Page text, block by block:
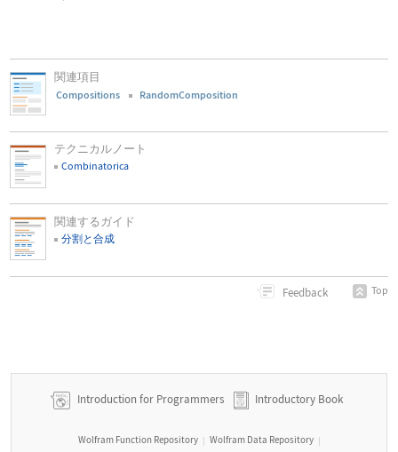
関連項目
Compositions RandomComposition
テクニカルノート
Combinatorica
関連するガイド
分割と合成
Feedback Top
Introduction for Programmers Introductory Book
Wolfram Function Repository | Wolfram Data Repository |